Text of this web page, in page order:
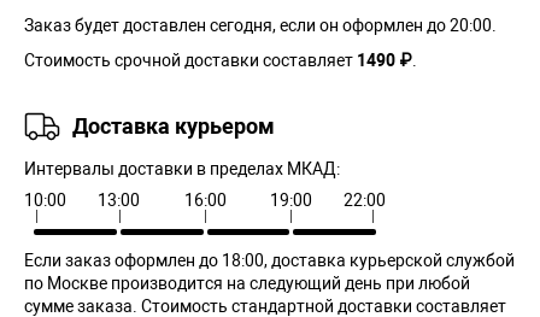
Заказ будет доставлен сегодня, если он оформлен до 20:00.
Стоимость срочной доставки составляет 1490 ₽
Доставка курьером
Интервалы доставки в пределах МКАД:
10:00
13:00 16:00 19:00 22:00
Если заказ оформлен до 18:00, доставка курьерской службой
по Москве производится на следующий день при любой
сумме заказа. Cтоимость стандартной доставки составляет